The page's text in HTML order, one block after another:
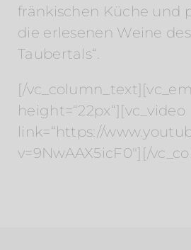
fränkischen Küche und
die erlesenen Weine
Taubertals“.
[/
height=“22px“][vc_video
link=“https://
v=9NwAAX5icF0″][/